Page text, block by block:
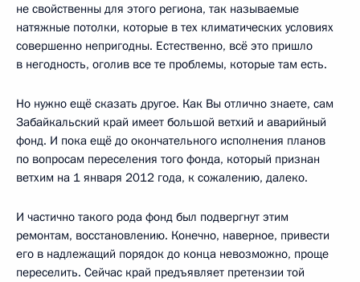
не свойственны для этого региона, так называемые
натяжные потолки, которые в тех климатических условиях
совершенно непригодны. Естественно, всё это пришло
в негодность, оголив все те проблемы, которые там есть.
Но нужно ещё сказать другое. Как Вы отлично знаете, сам
Забайкальский край имеет большой ветхий и аварийный
фонд. И пока ещё до окончательного исполнения планов
по вопросам переселения того фонда, который признан
ветхим на 1 января 2012 года, к сожалению, далеко.
И частично такого рода фонд был подвергнут этим
ремонтам, восстановлению. Конечно, наверное, привести
его в надлежащий порядок до конца невозможно, проще
переселить. Сейчас край предъявляет претензии той